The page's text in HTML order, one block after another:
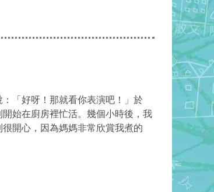
「好呀！那就看你表演吧！」 於
始在廚房裡忙活。幾個小時後，我
開心，因為媽媽非常欣賞我煮的